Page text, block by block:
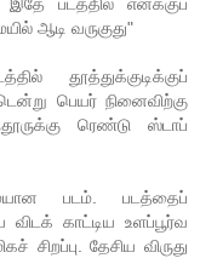
ஆடி வருகுது"
தூத்துக்குடிக்குப்
பெயர் நினைவிற்கு
ரெண்டு ஸ்டாப்
படம். படத்தைப்
விடக் காட்டிய உளப்பூர்வ
சிறப்பு. தேசிய விருது